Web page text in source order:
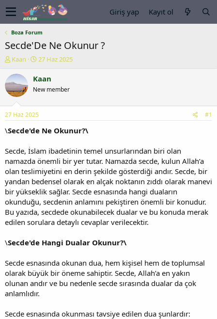
Giriş yap Kayıt ol
Boza Forum
Secde'De Ne Okunur ?
K
n
u
y
b
a
ş
t
a
n
Kaan
B
ş
a
g
ç
r
i
h
i
27 Haz 2025
Kaan
New member
27 Haz 2025 #1
\Secde'de Ne Okunur?\
Secde, İslam ibadetinin temel unsurlarından biri olan
namazda önemli bir yer tutar. Namazda secde, kulun Allah’a
olan teslimiyetini en derin şekilde gösterdiği andır. Secde, bir
yandan bedensel olarak en alçak noktanın zıddı olarak manevi
bir yükseklik sağlar. Secde esnasında hangi duaların
okunduğu, secdenin anlamını pekiştiren önemli bir konudur.
Bu yazıda, secdede okunabilecek dualar ve bu konuda merak
edilen sorulara detaylı cevaplar verilecektir.
\Secde'de Hangi Dualar Okunur?\
Secde esnasında okunan dua, hem kişisel hem de toplumsal
olarak büyük bir öneme sahiptir. Secde, Allah’a en yakın
olunan andır ve bu nedenle secde sırasında dualar da çok
anlamlıdır.
Secde esnasında okunması tavsiye edilen dua şunlardır: